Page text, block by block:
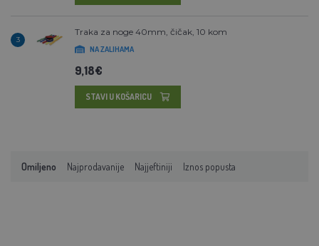
3
Traka za noge 40mm, čičak, 10 kom
NA ZALIHAMA
9,18€
STAVI U KOŠARICU
Omiljeno Najprodavanije Najjeftiniji Iznos popusta